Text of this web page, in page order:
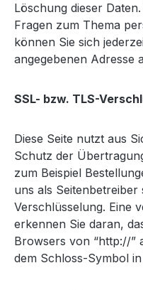
Löschung dieser
Fragen zum Thema
können Sie sich
angegebenen Adresse
SSL- bzw. TLS-
Diese Seite nutzt aus
Schutz der
zum Beispiel
uns als Seitenbetreiber
Verschlüsselung. Eine
erkennen Sie daran,
Browsers von “http://”
dem Schloss-Symbol